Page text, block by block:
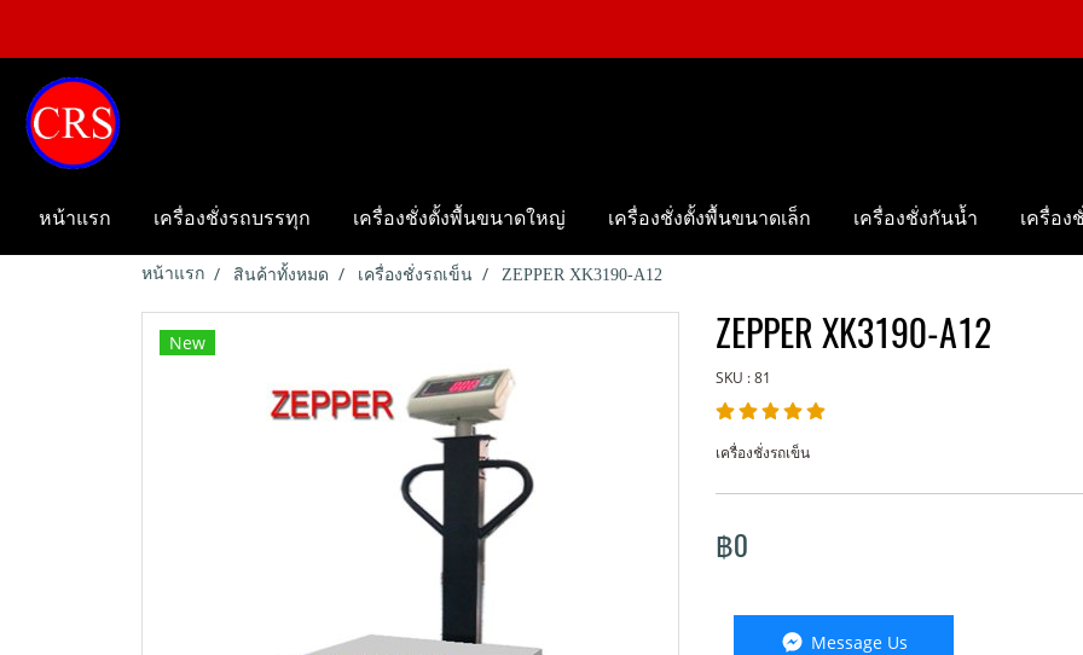
หน้าแรก เครื่องชั่งรถบรรทุก เครื่องชั่งตั้งพื้นขนาดใหญ่ เครื่องชั่งตั้งพื้นขนาดเล็ก เครื่องชั่งกันน้ำ เครื่อง
หน้าแรก สินค้าทั้งหมด เครื่องชั่งรถเข็น ZEPPER XK3190-A12
New ZEPPER XK3190-A12
SKU : 81
เครื่องชั่งรถเข็น
฿0
Message Us